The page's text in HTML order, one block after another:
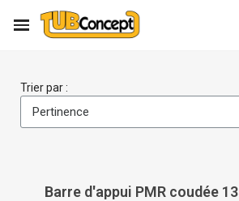
Trier par :